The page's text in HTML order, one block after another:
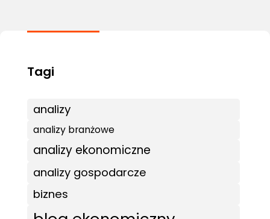
analizy
analizy branżowe
analizy ekonomiczne
analizy gospodarcze
biznes